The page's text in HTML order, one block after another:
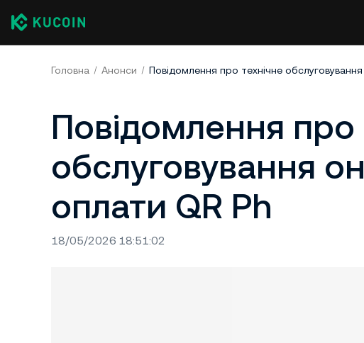
Головна Анонси
Повідомлення про
обслуговування
оплати QR Ph
18/05/2026 18:51:02